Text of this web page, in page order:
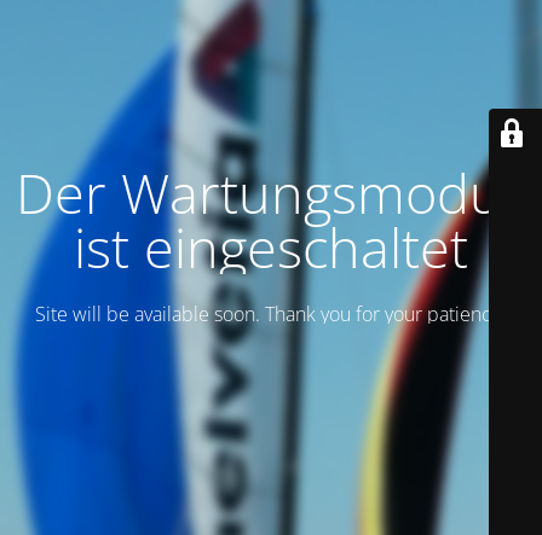
Der Wartungsmodus
ist eingeschaltet
Site will be available soon. Thank you for your patience!